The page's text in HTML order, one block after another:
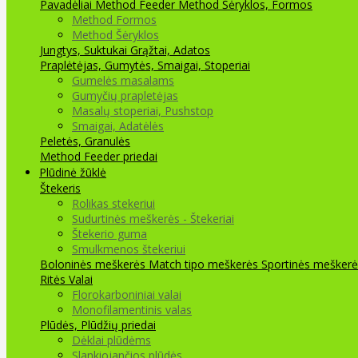
Pavadėliai Method Feeder Method Šėryklos, Formos
Method Formos
Method Šėryklos
Jungtys, Suktukai Grąžtai, Adatos
Praplėtėjas, Gumytės, Smaigai, Stoperiai
Gumelės masalams
Gumyčių prapletėjas
Masalų stoperiai, Pushstop
Smaigai, Adatėlės
Peletės, Granulės
Method Feeder priedai
Plūdinė žūklė
Štekeris
Rolikas stekeriui
Sudurtinės meškerės - Štekeriai
Štekerio guma
Smulkmenos štekeriui
Boloninės meškerės Match tipo meškerės Sportinės
Ritės Valai
Florokarboniniai valai
Monofilamentinis valas
Plūdės, Plūdžių priedai
Dėklai plūdėms
Slankiojančios plūdės